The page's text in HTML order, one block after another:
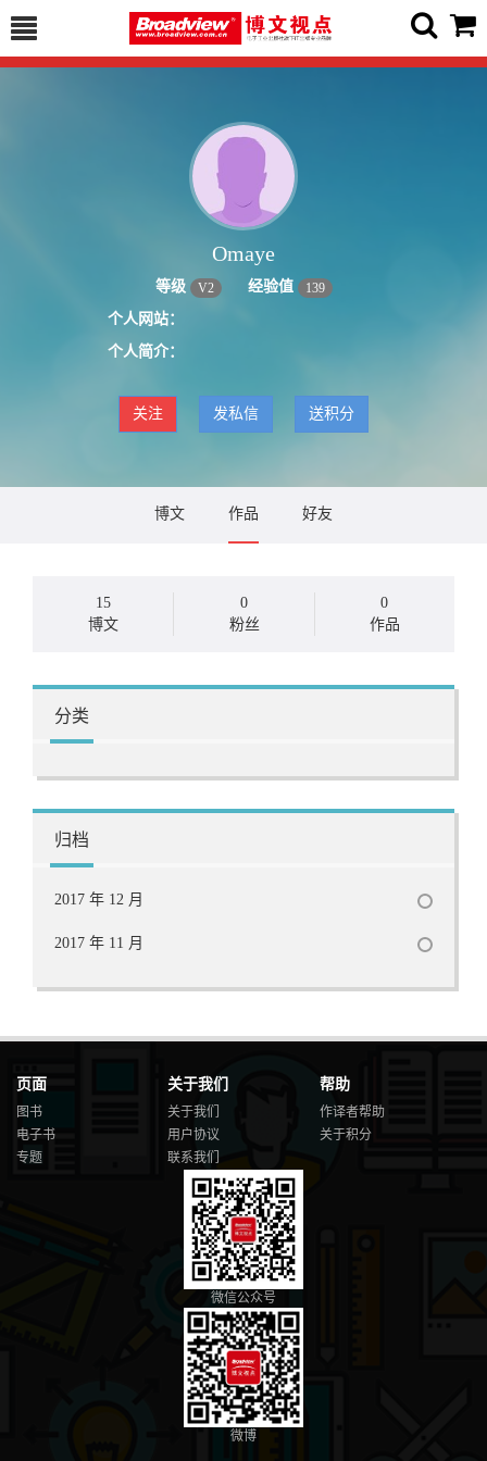
Omaye
等级 V2 经验值 139
个人网站：
个人简介：
关注 发私信 送积分
博文 作品 好友
15
博文
0
粉丝
0
作品
分类
归档
2017 年 12 月
2017 年 11 月
页面
图书
电子书
专题
关于我们
关于我们
用户协议
联系我们
帮助
作译者帮助
关于积分
微信公众号
微博